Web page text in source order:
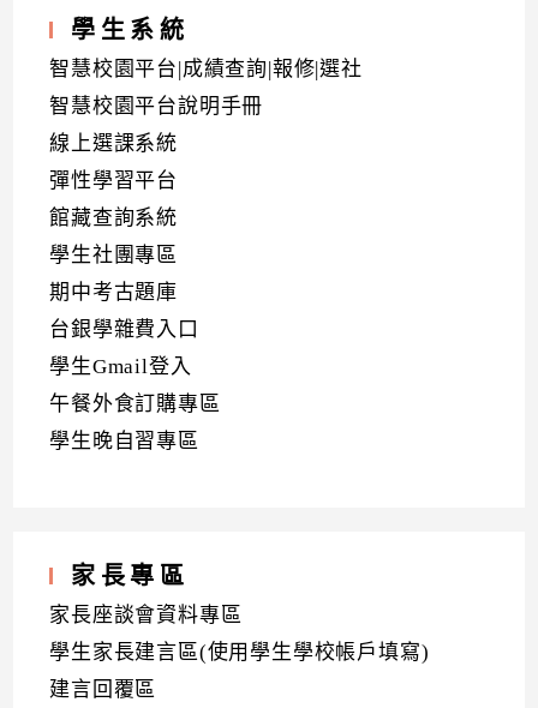
學生系統
智慧校園平台|成績查詢|報修|選社
智慧校園平台說明手冊
線上選課系統
彈性學習平台
館藏查詢系統
學生社團專區
期中考古題庫
台銀學雜費入口
學生Gmail登入
午餐外食訂購專區
學生晚自習專區
家長專區
家長座談會資料專區
學生家長建言區(使用學生學校帳戶填寫)
建言回覆區